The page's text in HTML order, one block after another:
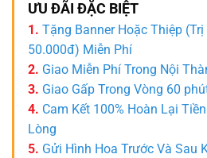
ƯU ĐÃI ĐẶC BIỆT
1. Tặng Banner Hoặc Thiệp
50.000đ) Miễn Phí
2. Giao Miễn Phí Trong Nội
3. Giao Gấp Trong Vòng 60
4. Cam Kết 100% Hoàn Lại
Lòng
5. Gửi Hình Hoa Trước Và Sau